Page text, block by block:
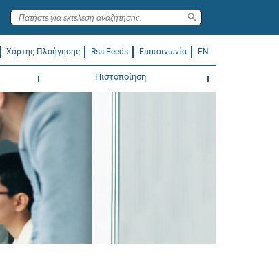
Χάρτης Πλοήγησης Rss Feeds Επικοινωνία EN
Πιστοποίηση